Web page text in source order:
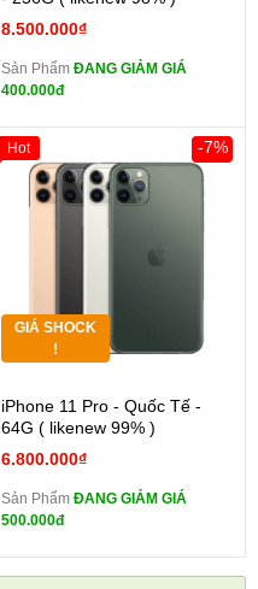
8.500.000₫
Sản Phẩm ĐANG GIẢM GIÁ
400.000đ
GIÁ SHOCK
!
iPhone 11 Pro - Quốc Tế -
64G ( likenew 99% )
6.800.000₫
-7%
Sản Phẩm ĐANG GIẢM GIÁ
500.000đ
Hot